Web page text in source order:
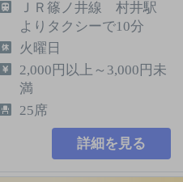
ＪＲ篠ノ井線 村井駅
よりタクシーで10分
火曜日
2,000円以上～3,000円未
満
25席
詳細を見る